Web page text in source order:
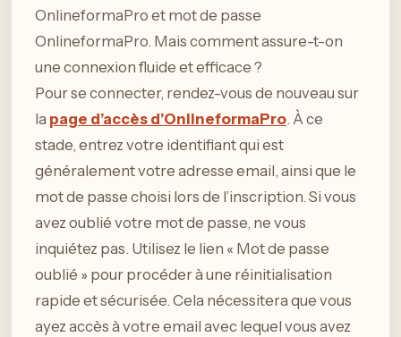
OnlineformaPro et mot de passe
OnlineformaPro. Mais comment assure-t-on
une connexion fluide et efficace ?
Pour se connecter, rendez-vous de nouveau sur
la page d’accès d’OnlineformaPro. À ce
stade, entrez votre identifiant qui est
généralement votre adresse email, ainsi que le
mot de passe choisi lors de l’inscription. Si vous
avez oublié votre mot de passe, ne vous
inquiétez pas. Utilisez le lien « Mot de passe
oublié » pour procéder à une réinitialisation
rapide et sécurisée. Cela nécessitera que vous
ayez accès à votre email avec lequel vous avez